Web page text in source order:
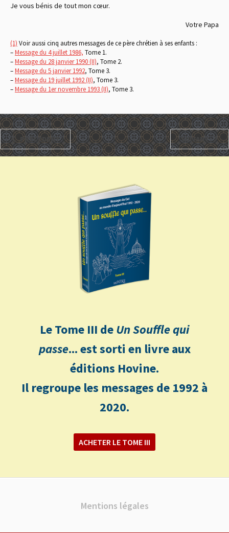
Je vous bénis de tout mon cœur.
Votre Papa
(1) Voir aussi cinq autres messages de ce père chrétien à ses enfants :
–Message du 4 juillet 1986, Tome 1.
–Message du 28 janvier 1990 (II), Tome 2.
–Message du 5 janvier 1992, Tome 3.
–Message du 19 juillet 1992 (II), Tome 3.
–Message du 1er novembre 1993 (II), Tome 3.
PRÉCÉDENT SUIVANT
Le Tome III deUn Souffle qui
passe... est sorti en livre aux
éditions Hovine.
Il regroupe les messages de 1992 à
2020.
ACHETER LE TOME III
Mentions légales